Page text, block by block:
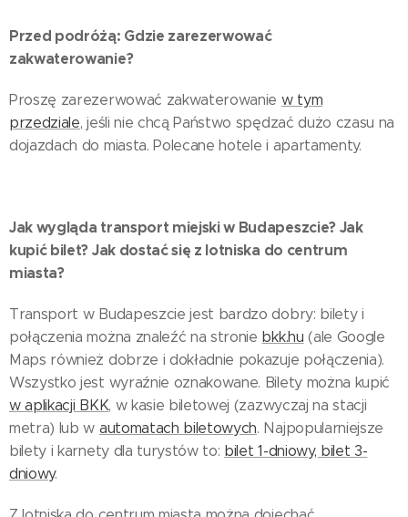
Przed podróżą: Gdzie zarezerwować
zakwaterowanie?
Proszę zarezerwować zakwaterowanie w tym
przedziale, jeśli nie chcą Państwo spędzać dużo czasu na
dojazdach do miasta. Polecane hotele i apartamenty.
Jak wygląda transport miejski w Budapeszcie? Jak
kupić bilet? Jak dostać się z lotniska do centrum
miasta?
Transport w Budapeszcie jest bardzo dobry: bilety i
połączenia można znaleźć na stronie bkk.hu (ale Google
Maps również dobrze i dokładnie pokazuje połączenia).
Wszystko jest wyraźnie oznakowane. Bilety można kupić
w aplikacji BKK, w kasie biletowej (zazwyczaj na stacji
metra) lub w automatach biletowych. Najpopularniejsze
bilety i karnety dla turystów to: bilet 1-dniowy, bilet 3-
dniowy.